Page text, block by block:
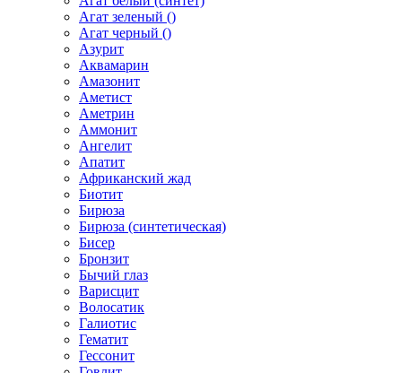
Агат зеленый ()
Агат черный ()
Азурит
Аквамарин
Амазонит
Аметист
Аметрин
Аммонит
Ангелит
Апатит
Африканский жад
Биотит
Бирюза
Бирюза (синтетическая)
Бисер
Бронзит
Бычий глаз
Варисцит
Волосатик
Галиотис
Гематит
Гессонит